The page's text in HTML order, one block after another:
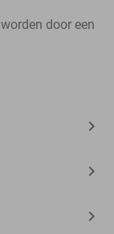
door een